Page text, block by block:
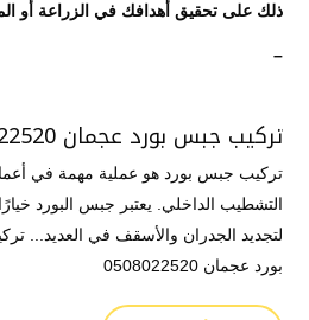
ذلك على تحقيق أهدافك في الزراعة أو
–
تركيب جبس بورد عجمان 0508022520
تركيب جبس بورد هو عملية مهمة في
التشطيب الداخلي. يعتبر جبس البورد
لتجديد الجدران والأسقف في العديد...
بورد عجمان 0508022520